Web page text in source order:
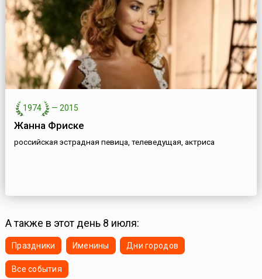
1974 — 2015
Жанна Фриске
российская эстрадная певица, телеведущая, актриса
А также в этот день 8 июля:
Праздники Именины Дни городов
Все события